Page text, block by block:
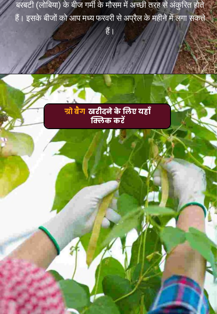
बरबटी (लोबिया) के बीज गर्मी के मौसम में अच्छी तरह से अंकुरित होते
हैं। इसके बीजों को आप मध्य फरवरी से अप्रैल के महीने में लगा सकते
हैं।
ग्रो बैग खरीदने के लिए यहाँ
क्लिक करें